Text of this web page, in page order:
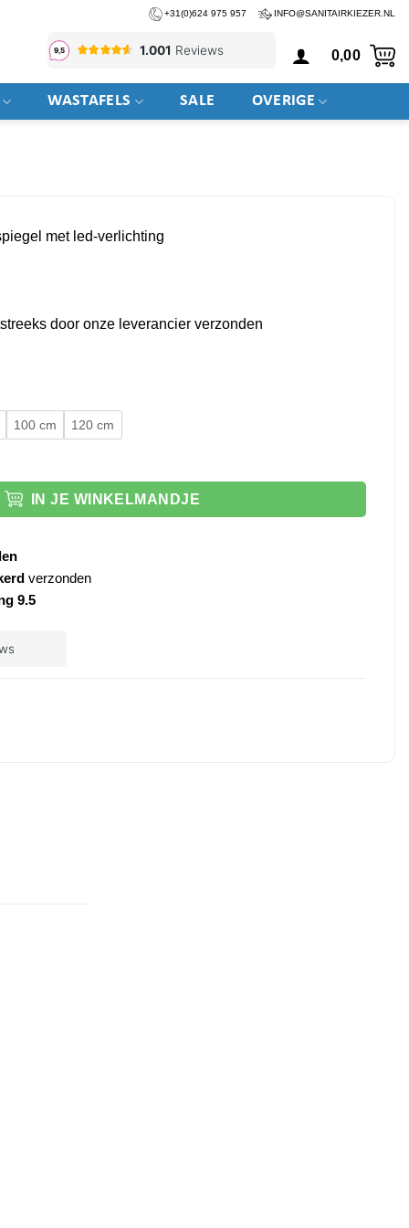
+31(0)624 975 957 INFO@SANITAIRKIEZER.NL
0,00
WASTAFELS SALE OVERIGE
met led-verlichting
door onze leverancier verzonden
100 cm
120 cm
IN JE WINKELMANDJE
verzonden
9.5